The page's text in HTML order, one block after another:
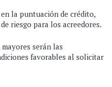
la puntuación de crédito,
riesgo para los acreedores.
serán las
favorables al solicitar